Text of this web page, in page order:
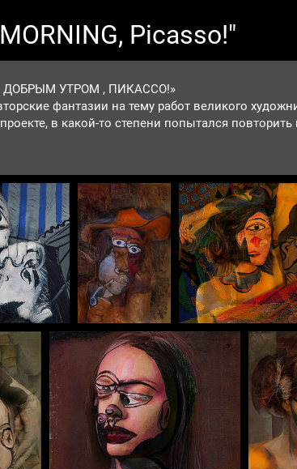
Picasso!"
ДОБРЫМ УТРОМ , ПИКАССО!»
фантазии на тему работ великого
в его работе «Вариации на тему картины «Менины»
где он ставил проблему, которая всегда
решить эту же проблему, но уже на материале
Работы